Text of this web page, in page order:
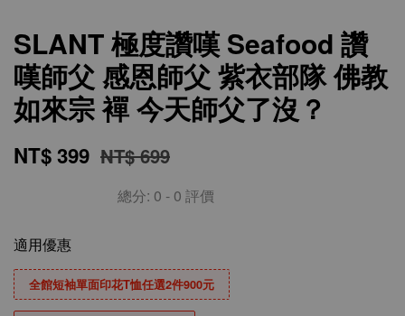
SLANT 極度讚嘆 Seafood 讚
嘆師父 感恩師父 紫衣部隊 佛教
如來宗 襌 今天師父了沒？
NT$ 399 NT$ 699
總分: 0 - 0 評價
適用優惠
全館短袖單面印花T恤任選2件900元